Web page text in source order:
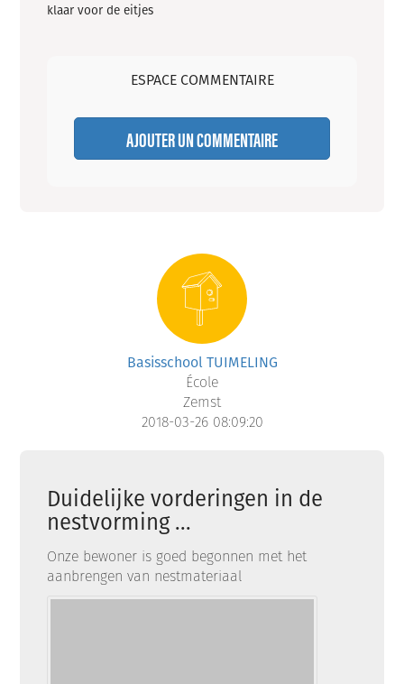
klaar voor de eitjes
ESPACE COMMENTAIRE
AJOUTER UN COMMENTAIRE
Basisschool TUIMELING
École
Zemst
2018-03-26 08:09:20
Duidelijke vorderingen in de
nestvorming ...
Onze bewoner is goed begonnen met het
aanbrengen van nestmateriaal